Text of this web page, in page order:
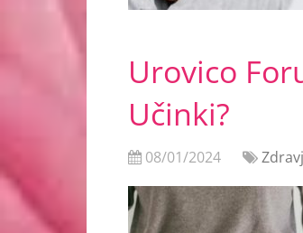
Urovico
Učinki?
08/01/2024